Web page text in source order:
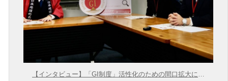
【インタビュー】「GI制度」活性化のための間口拡大に向